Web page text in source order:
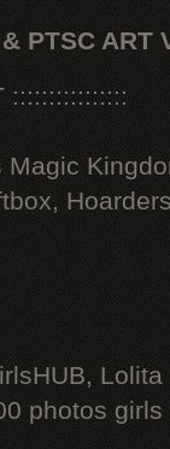
PTSC ART
::::::::::::::::
Magic
Lolita
photos